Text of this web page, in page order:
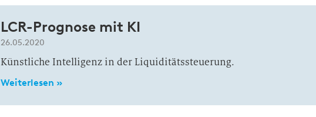
LCR-Prognose mit KI
26.05.2020
Künstliche Intelligenz in der Liquiditätssteuerung.
Weiterlesen »